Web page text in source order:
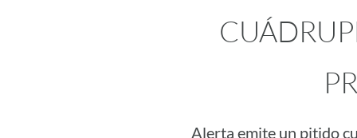
Alerta emite un pitido